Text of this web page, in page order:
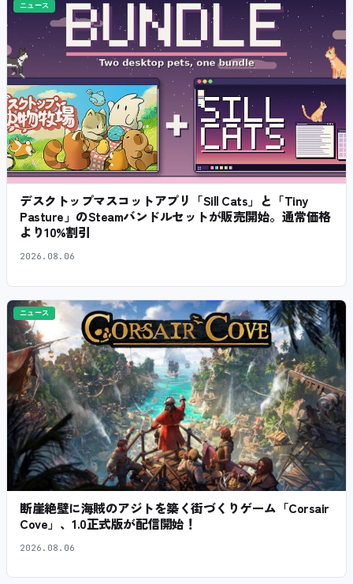
ニュース
デスクトップマスコットアプリ「Sill Cats」と「Tiny
Pasture」のSteamバンドルセットが販売開始。通常価格
より10%割引
2026.08.06
ニュース
断崖絶壁に海賊のアジトを築く街づくりゲーム「Corsair
Cove」、1.0正式版が配信開始！
2026.08.06